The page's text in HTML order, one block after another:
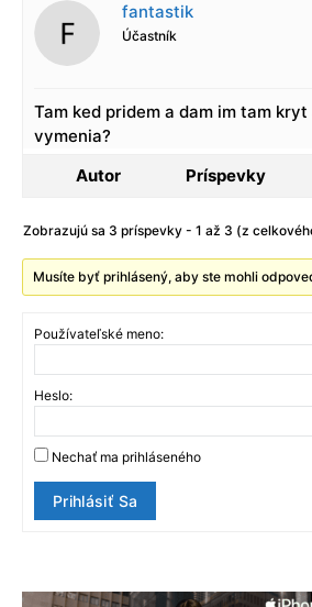
fantastik
Účastník
Tam ked pridem a dam im tam
vymenia?
Autor
Príspevky
Zobrazujú sa 3 príspevky - 1 až 3 (z
Musíte byť prihlásený, aby ste mohli
Používateľské meno:
Heslo:
Nechať ma prihláseného
Prihlásiť Sa